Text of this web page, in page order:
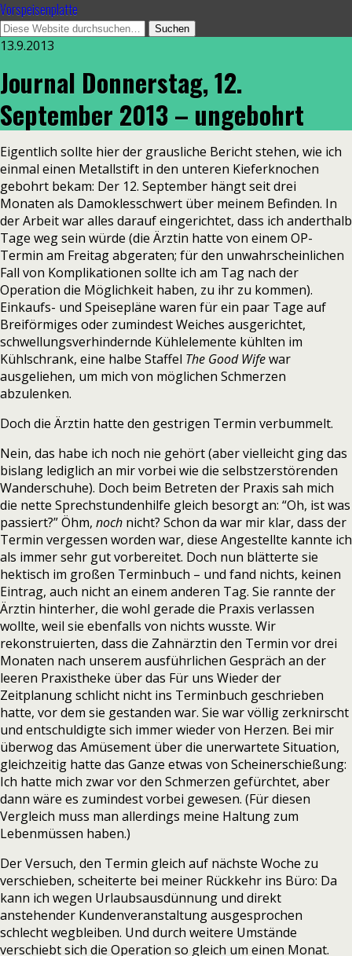
Vorspeisenplatte
13.9.2013
Journal Donnerstag, 12.
September 2013 – ungebohrt
Eigentlich sollte hier der grausliche Bericht stehen, wie ich
einmal einen Metallstift in den unteren Kieferknochen
gebohrt bekam: Der 12. September hängt seit drei
Monaten als Damoklesschwert über meinem Befinden. In
der Arbeit war alles darauf eingerichtet, dass ich anderthalb
Tage weg sein würde (die Ärztin hatte von einem OP-
Termin am Freitag abgeraten; für den unwahrscheinlichen
Fall von Komplikationen sollte ich am Tag nach der
Operation die Möglichkeit haben, zu ihr zu kommen).
Einkaufs- und Speisepläne waren für ein paar Tage auf
Breiförmiges oder zumindest Weiches ausgerichtet,
schwellungsverhindernde Kühlelemente kühlten im
Kühlschrank, eine halbe Staffel The Good Wifewar
ausgeliehen, um mich von möglichen Schmerzen
abzulenken.
Doch die Ärztin hatte den gestrigen Termin verbummelt.
Nein, das habe ich noch nie gehört (aber vielleicht ging das
bislang lediglich an mir vorbei wie die selbstzerstörenden
Wanderschuhe). Doch beim Betreten der Praxis sah mich
die nette Sprechstundenhilfe gleich besorgt an: “Oh, ist was
passiert?” Öhm, noch nicht? Schon da war mir klar, dass der
Termin vergessen worden war, diese Angestellte kannte ich
als immer sehr gut vorbereitet. Doch nun blätterte sie
hektisch im großen Terminbuch – und fand nichts, keinen
Eintrag, auch nicht an einem anderen Tag. Sie rannte der
Ärztin hinterher, die wohl gerade die Praxis verlassen
wollte, weil sie ebenfalls von nichts wusste. Wir
rekonstruierten, dass die Zahnärztin den Termin vor drei
Monaten nach unserem ausführlichen Gespräch an der
leeren Praxistheke über das Für uns Wieder der
Zeitplanung schlicht nicht ins Terminbuch geschrieben
hatte, vor dem sie gestanden war. Sie war völlig zerknirscht
und entschuldigte sich immer wieder von Herzen. Bei mir
überwog das Amüsement über die unerwartete Situation,
gleichzeitig hatte das Ganze etwas von Scheinerschießung:
Ich hatte mich zwar vor den Schmerzen gefürchtet, aber
dann wäre es zumindest vorbei gewesen. (Für diesen
Vergleich muss man allerdings meine Haltung zum
Lebenmüssen haben.)
Der Versuch, den Termin gleich auf nächste Woche zu
verschieben, scheiterte bei meiner Rückkehr ins Büro: Da
kann ich wegen Urlaubsausdünnung und direkt
anstehender Kundenveranstaltung ausgesprochen
schlecht wegbleiben. Und durch weitere Umstände
verschiebt sich die Operation so gleich um einen Monat.